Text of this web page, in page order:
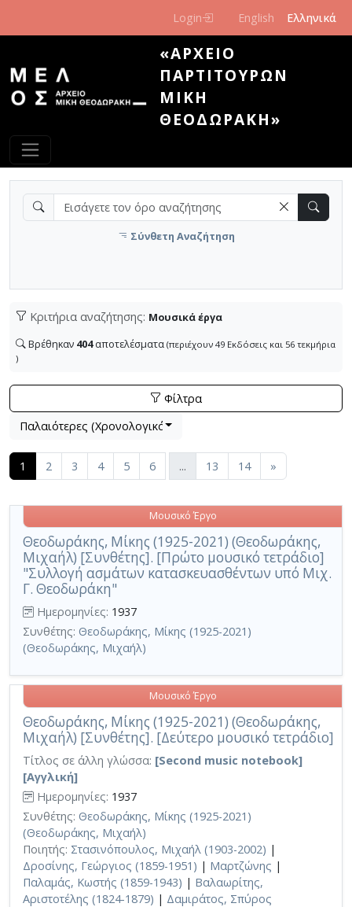
Login English Ελληνικά
«ΑΡΧΕΊΟ
ΠΑΡΤΙΤΟΎΡΩΝ
ΜΊΚΗ
ΘΕΟΔΩΡΆΚΗ»
Σύνθετη Αναζήτηση
Κριτήρια αναζήτησης: Μουσικά έργα
Βρέθηκαν 404αποτελέσματα (περιέχουν 49 Εκδόσεις και 56 τεκμήρια
)
Φίλτρα
Βρέθηκαν404αποτελέσματα (περιέχουν 49
Περιορισμός αποτελεσμάτων με τη χρήση επιπλέον
Λίστα μετα τα αποτελέσματα αναζήτησης:
Παλαιότερες (Χρονολογικά)
1 (current)
2 3 4 5 6 ... 13 14 »
Θεοδωράκης, Μίκης (1925-2021) (Θεοδωράκης,
Μιχαήλ) [Συνθέτης]. [Πρώτο μουσικό τετράδιο]
"Συλλογή ασμάτων κατασκευασθέντων υπό Μιχ.
Γ. Θεοδωράκη"
Μουσικό Έργο
Ημερομηνίες: 1937
Συνθέτης: Θεοδωράκης, Μίκης (1925-2021)
(Θεοδωράκης, Μιχαήλ)
Θεοδωράκης, Μίκης (1925-2021) (Θεοδωράκης,
Μιχαήλ) [Συνθέτης]. [Δεύτερο μουσικό τετράδιο]
Μουσικό Έργο
Τίτλος σε άλλη γλώσσα: [Second music notebook]
[Αγγλική]
Ημερομηνίες: 1937
Συνθέτης: Θεοδωράκης, Μίκης (1925-2021)
(Θεοδωράκης, Μιχαήλ)
Ποιητής: Στασινόπουλος, Μιχαήλ (1903-2002) |
Δροσίνης, Γεώργιος (1859-1951) | Μαρτζώνης |
Παλαμάς, Κωστής (1859-1943) | Βαλαωρίτης,
Αριστοτέλης (1824-1879) | Δαμιράτος, Σπύρος